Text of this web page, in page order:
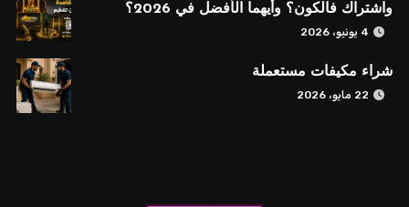
واشتراك فالكون؟ وأيهما الأفضل في 2026؟
4 يونيو، 2026
شراء مكيفات مستعملة
22 مايو، 2026